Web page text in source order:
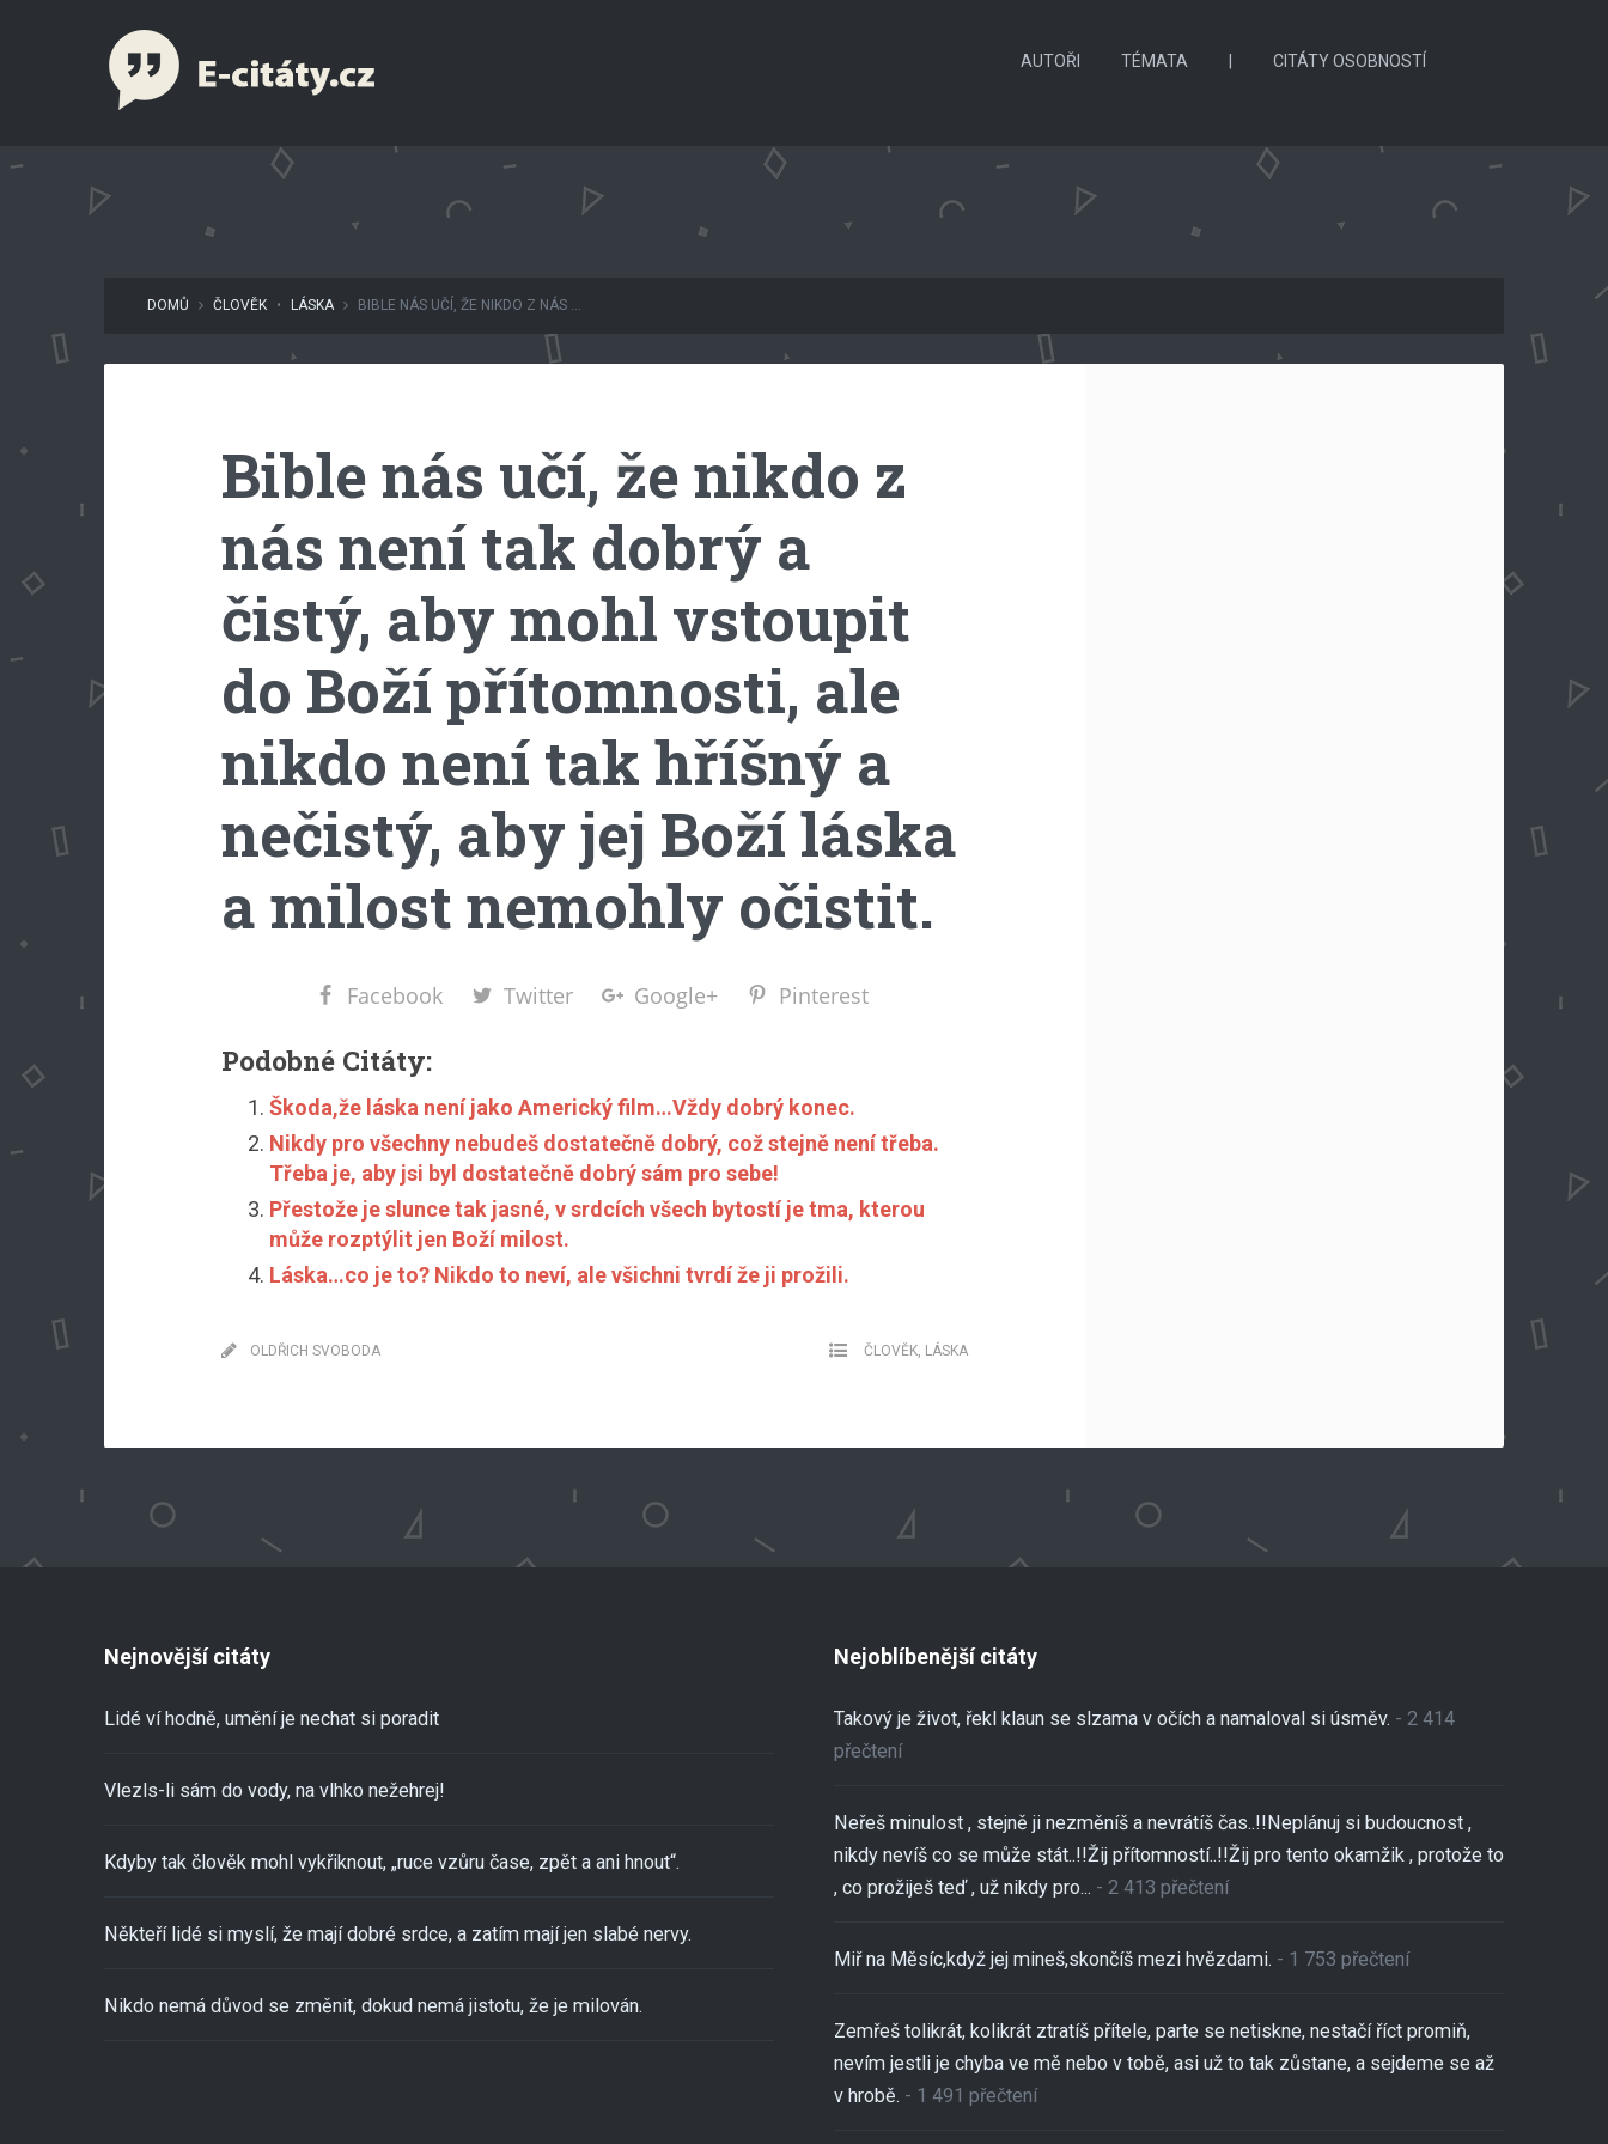
AUTOŘI TÉMATA CITÁTY OSOBNOSTÍ
DOMŮ ČLOVĚK • LÁSKA BIBLE NÁS UČÍ, ŽE NIKDO Z NÁS ...
Bible nás učí, že nikdo z
nás není tak dobrý a
čistý, aby mohl vstoupit
do Boží přítomnosti, ale
nikdo není tak hříšný a
nečistý, aby jej Boží láska
a milost nemohly očistit.
Facebook Twitter Google+ Pinterest
Podobné Citáty:
Škoda,že láska není jako Americký film…Vždy dobrý konec.
Nikdy pro všechny nebudeš dostatečně dobrý, což stejně není třeba.
Třeba je, aby jsi byl dostatečně dobrý sám pro sebe!
Přestože je slunce tak jasné, v srdcích všech bytostí je tma, kterou
může rozptýlit jen Boží milost.
Láska…co je to? Nikdo to neví, ale všichni tvrdí že ji prožili.
OLDŘICH SVOBODA ČLOVĚK, LÁSKA
Nejnovější citáty
Lidé ví hodně, umění je nechat si poradit
Vlezls-li sám do vody, na vlhko nežehrej!
Kdyby tak člověk mohl vykřiknout, „ruce vzůru čase, zpět a ani hnout“.
Někteří lidé si myslí, že mají dobré srdce, a zatím mají jen slabé nervy.
Nikdo nemá důvod se změnit, dokud nemá jistotu, že je milován.
Nejoblíbenější citáty
Takový je život, řekl klaun se slzama v očích a namaloval si úsměv. - 2 414
přečtení
Neřeš minulost , stejně ji nezměníš a nevrátíš čas..!!Neplánuj si budoucnost ,
nikdy nevíš co se může stát..!!Žij přítomností..!!Žij pro tento okamžik , protože to
, co prožiješ teď , už nikdy pro... - 2 413 přečtení
Miř na Měsíc,když jej mineš,skončíš mezi hvězdami. - 1 753 přečtení
Zemřeš tolikrát, kolikrát ztratíš přítele, parte se netiskne, nestačí říct promiň,
nevím jestli je chyba ve mě nebo v tobě, asi už to tak zůstane, a sejdeme se až
v hrobě. - 1 491 přečtení